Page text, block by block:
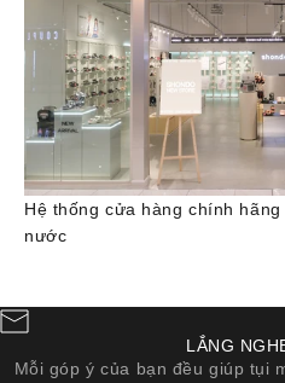
Hệ thống cửa hàng chính
nước
LẮNG
Mỗi góp ý của bạn đều giúp tụi